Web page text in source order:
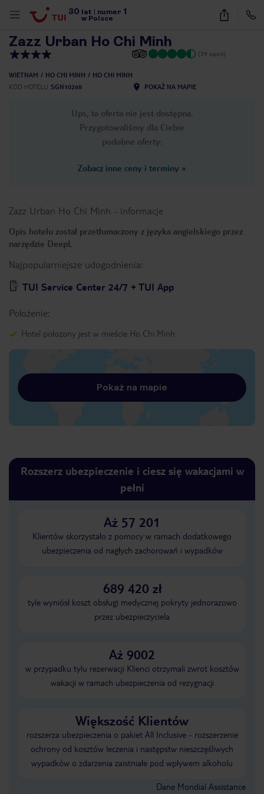
30 lat numer 1
w Polsce
27
Zazz Urban Ho Chi Minh
(39 opinii)
WIETNAM HO CHI MINH
HO CHI MINH
KOD HOTELU SGN10268 POKAŻ NA MAPIE
Ups, ta oferta nie jest dostępna.
Przygotowaliśmy dla Ciebie
podobne oferty:
Zobacz inne ceny i terminy »
Zazz Urban Ho Chi Minh - informacje
Opis hotelu został przetłumaczony z języka angielskiego przez
narzędzie DeepL
Najpopularniejsze udogodnienia:
TUI Service Center 24/7 + TUI App
Położenie:
Hotel położony jest w mieście Ho Chi Minh.
Pokaż na mapie
Rozszerz ubezpieczenie i ciesz się wakacjami w
pełni
Aż 57 201
Klientów skorzystało z pomocy w ramach dodatkowego
ubezpieczenia od nagłych zachorowań i wypadków
689 420 zł
tyle wyniósł koszt obsługi medycznej pokryty jednorazowo
przez ubezpieczyciela
Aż 9002
w przypadku tylu rezerwacji Klienci otrzymali zwrot kosztów
wakacji w ramach ubezpieczenia od rezygnacji
Większość Klientów
rozszerza ubezpieczenia o pakiet All Inclusive - rozszerzenie
ochrony od kosztów leczenia i następstw nieszczęśliwych
wypadków o zdarzenia zaistniałe pod wpływem alkoholu
Dane Mondial Assistance